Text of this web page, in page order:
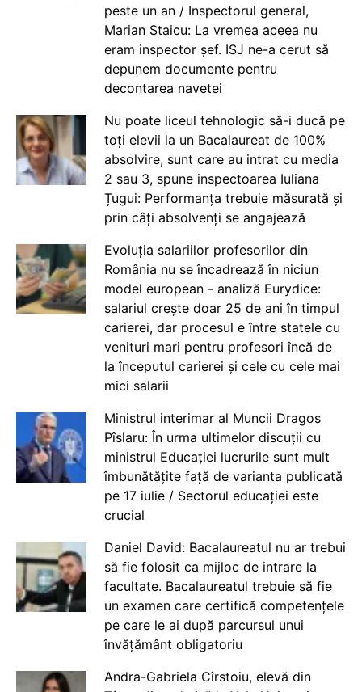
peste un an / Inspectorul general,
Marian Staicu: La vremea aceea nu
eram inspector șef. ISJ ne-a cerut să
depunem documente pentru
decontarea navetei
Nu poate liceul tehnologic să-i ducă pe
toți elevii la un Bacalaureat de 100%
absolvire, sunt care au intrat cu media
2 sau 3, spune inspectoarea Iuliana
Țugui: Performanța trebuie măsurată și
prin câți absolvenți se angajează
Evoluția salariilor profesorilor din
România nu se încadrează în niciun
model european - analiză Eurydice:
salariul crește doar 25 de ani în timpul
carierei, dar procesul e între statele cu
venituri mari pentru profesori încă de
la începutul carierei și cele cu cele mai
mici salarii
Ministrul interimar al Muncii Dragos
Pîslaru: În urma ultimelor discuții cu
ministrul Educației lucrurile sunt mult
îmbunătățite față de varianta publicată
pe 17 iulie / Sectorul educației este
crucial
Daniel David: Bacalaureatul nu ar trebui
să fie folosit ca mijloc de intrare la
facultate. Bacalaureatul trebuie să fie
un examen care certifică competențele
pe care le ai după parcursul unui
învățământ obligatoriu
Andra-Gabriela Cîrstoiu, elevă din